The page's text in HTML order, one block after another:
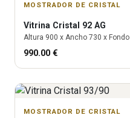
MOSTRADOR DE CRISTAL
Vitrina Cristal 92 AG
Altura 900 x Ancho 730 x Fondo
990.00 €
MOSTRADOR DE CRISTAL